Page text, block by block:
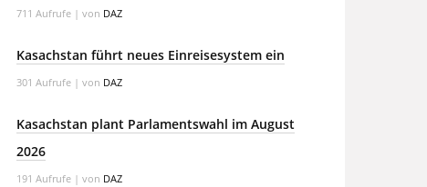
711 Aufrufe | von DAZ
Kasachstan führt neues Einreisesystem ein
301 Aufrufe | von DAZ
Kasachstan plant Parlamentswahl im August
2026
191 Aufrufe | von DAZ